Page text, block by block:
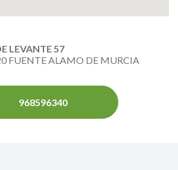
LEVANTE 57
FUENTE ALAMO DE MURCIA
968596340